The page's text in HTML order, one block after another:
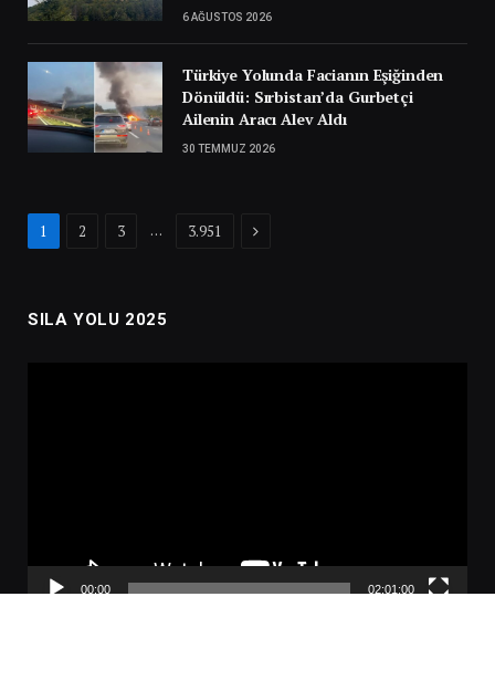
6 AĞUSTOS 2026
Türkiye Yolunda Facianın Eşiğinden
Dönüldü: Sırbistan’da Gurbetçi
Ailenin Aracı Alev Aldı
30 TEMMUZ 2026
1 2 3 … 3.951 Next
SILA YOLU 2025
00:00 02:01:00